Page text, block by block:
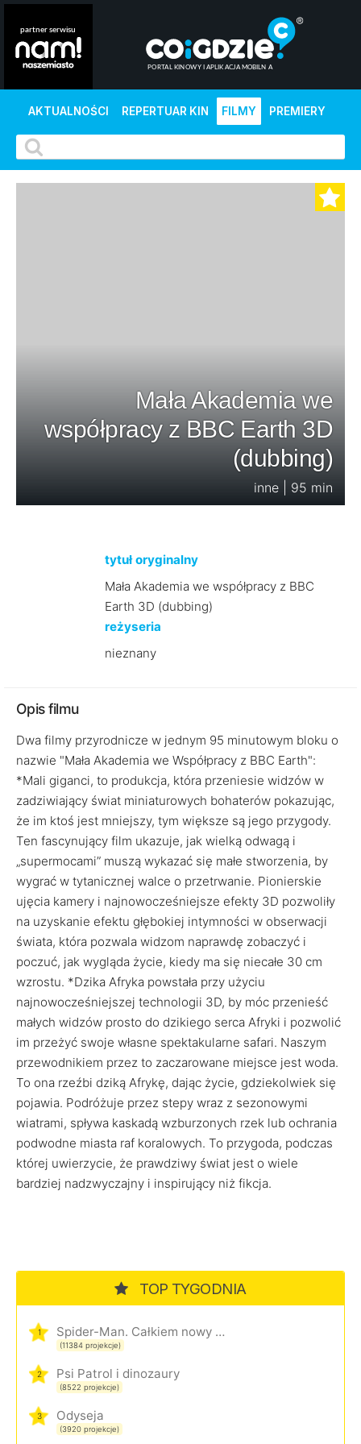
AKTUALNOŚCI REPERTUAR KIN FILMY PREMIERY
Mała Akademia we
współpracy z BBC Earth 3D
(dubbing)
inne | 95 min
tytuł oryginalny
Mała Akademia we współpracy z BBC
Earth 3D (dubbing)
reżyseria
nieznany
Opis filmu
Dwa filmy przyrodnicze w jednym 95 minutowym bloku o
nazwie "Mała Akademia we Współpracy z BBC Earth":
*Mali giganci, to produkcja, która przeniesie widzów w
zadziwiający świat miniaturowych bohaterów pokazując,
że im ktoś jest mniejszy, tym większe są jego przygody.
Ten fascynujący film ukazuje, jak wielką odwagą i
„supermocami” muszą wykazać się małe stworzenia, by
wygrać w tytanicznej walce o przetrwanie. Pionierskie
ujęcia kamery i najnowocześniejsze efekty 3D pozwoliły
na uzyskanie efektu głębokiej intymności w obserwacji
świata, która pozwala widzom naprawdę zobaczyć i
poczuć, jak wygląda życie, kiedy ma się niecałe 30 cm
wzrostu. *Dzika Afryka powstała przy użyciu
najnowocześniejszej technologii 3D, by móc przenieść
małych widzów prosto do dzikiego serca Afryki i pozwolić
im przeżyć swoje własne spektakularne safari. Naszym
przewodnikiem przez to zaczarowane miejsce jest woda.
To ona rzeźbi dziką Afrykę, dając życie, gdziekolwiek się
pojawia. Podróżuje przez stepy wraz z sezonowymi
wiatrami, spływa kaskadą wzburzonych rzek lub ochrania
podwodne miasta raf koralowych. To przygoda, podczas
której uwierzycie, że prawdziwy świat jest o wiele
bardziej nadzwyczajny i inspirujący niż fikcja.
TOP TYGODNIA
1 Spider-Man. Całkiem nowy dzień
(11384 projekcje)
2 Psi Patrol i dinozaury
(8522 projekcje)
3 Odyseja
(3920 projekcje)